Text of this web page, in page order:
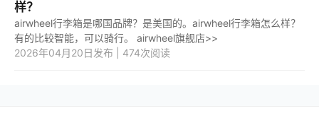
样？
airwheel行李箱是哪国品牌？是美国的。airwheel行李箱怎么样？
有的比较智能，可以骑行。 airwheel旗舰店>>
2026年04月20日发布 | 474次阅读